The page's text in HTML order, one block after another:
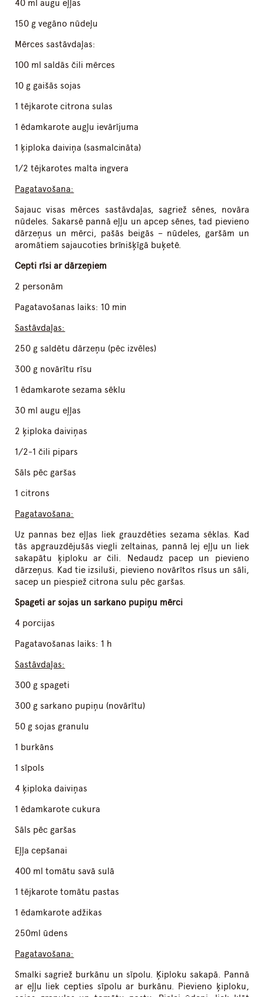
40 ml augu eļļas
150 g vegāno nūdeļu
Mērces sastāvdaļas:
100 ml saldās čili mērces
10 g gaišās sojas
1 tējkarote citrona sulas
1 ēdamkarote augļu ievārījuma
1 ķiploka daiviņa (sasmalcināta)
1/2 tējkarotes malta ingvera
Pagatavošana:
Sajauc visas mērces sastāvdaļas, sagriež sēnes, novāra
nūdeles. Sakarsē pannā eļļu un apcep sēnes, tad pievieno
dārzeņus un mērci, pašās beigās – nūdeles, garšām un
aromātiem sajaucoties brīnišķīgā buķetē.
Cepti rīsi ar dārzeņiem
2 personām
Pagatavošanas laiks: 10 min
Sastāvdaļas:
250 g saldētu dārzeņu (pēc izvēles)
300 g novārītu rīsu
1 ēdamkarote sezama sēklu
30 ml augu eļļas
2 ķiploka daiviņas
1/2-1 čili pipars
Sāls pēc garšas
1 citrons
Pagatavošana:
Uz pannas bez eļļas liek grauzdēties sezama sēklas. Kad
tās apgrauzdējušās viegli zeltainas, pannā lej eļļu un liek
sakapātu ķiploku ar čili. Nedaudz pacep un pievieno
dārzeņus. Kad tie izsiluši, pievieno novārītos rīsus un sāli,
sacep un piespiež citrona sulu pēc garšas.
Spageti ar sojas un sarkano pupiņu mērci
4 porcijas
Pagatavošanas laiks: 1 h
Sastāvdaļas:
300 g spageti
300 g sarkano pupiņu (novārītu)
50 g sojas granulu
1 burkāns
1 sīpols
4 ķiploka daiviņas
1 ēdamkarote cukura
Sāls pēc garšas
Eļļa cepšanai
400 ml tomātu savā sulā
1 tējkarote tomātu pastas
1 ēdamkarote adžikas
250ml ūdens
Pagatavošana:
Smalki sagriež burkānu un sīpolu. Ķiploku sakapā. Pannā
ar eļļu liek cepties sīpolu ar burkānu. Pievieno ķiploku,